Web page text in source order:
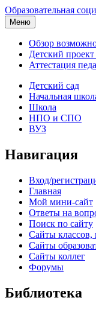
Образовательная
Меню
Обзор
Детский
Аттестация
Детский сад
Начальная
Школа
НПО и СПО
ВУЗ
Навигация
Вход/
Главная
Мой мини-сайт
Ответы на
Поиск по сайту
Сайты классов,
Сайты
Сайты коллег
Форумы
Библиотека